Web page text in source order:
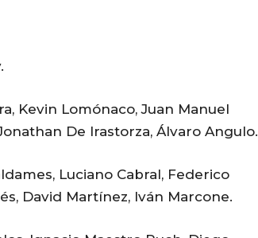
Kevin Lomónaco, Juan Manuel
De Irastorza, Álvaro Angulo.
Luciano Cabral, Federico
David Martínez, Iván Marcone.